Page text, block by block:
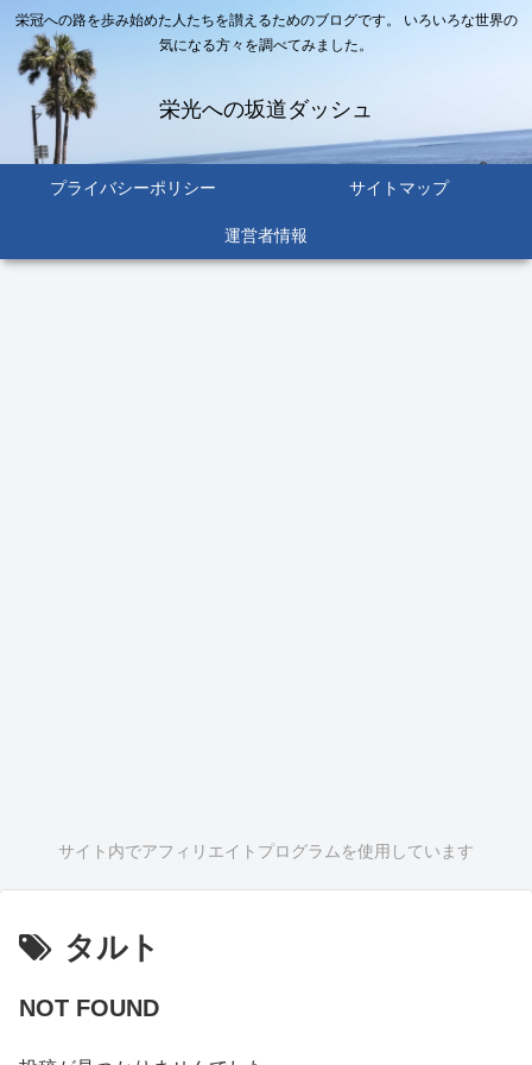
栄冠への路を歩み始めた人たちを讃えるためのブログです。 いろいろな世界の
気になる方々を調べてみました。
栄光への坂道ダッシュ
プライバシーポリシー サイトマップ
運営者情報
サイト内でアフィリエイトプログラムを使用しています
タルト
NOT FOUND